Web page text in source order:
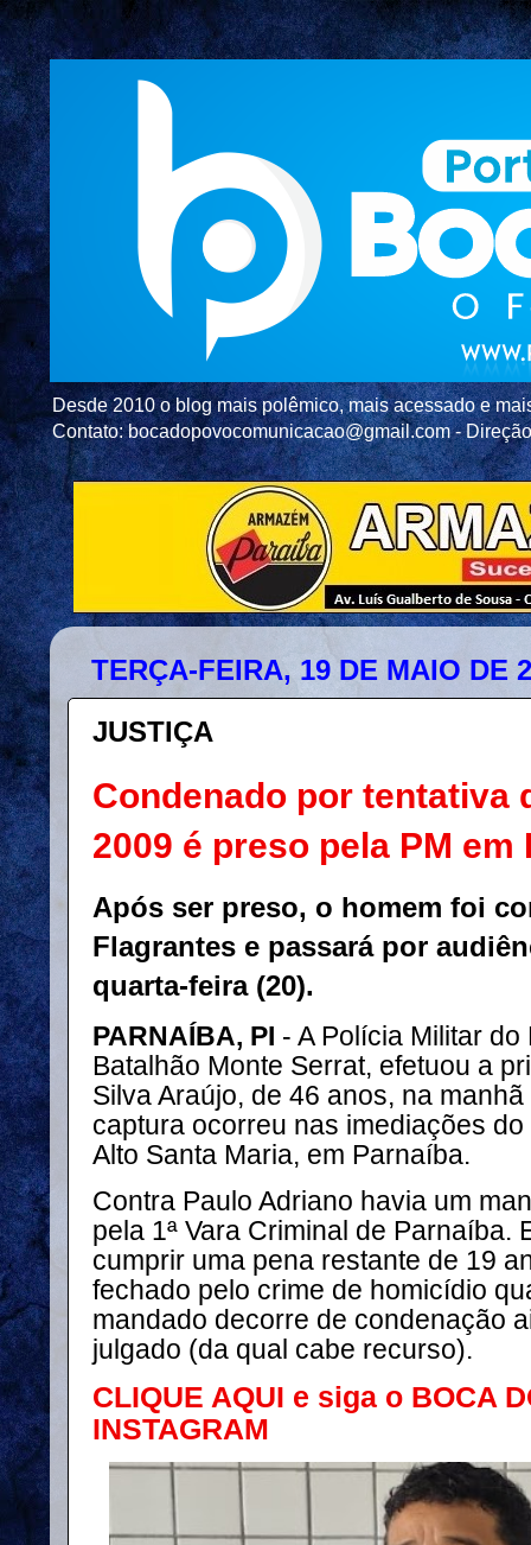
Desde 2010 o blog mais polêmico, mais acessado e
Contato: bocadopovocomunicacao@gmail.com -
TERÇA-FEIRA, 19 DE MAIO DE
JUSTIÇA
Condenado por tentativa
2009 é preso pela PM em
Após ser preso, o homem foi
Flagrantes e passará por
quarta-feira (20).
PARNAÍBA, PI - A Polícia Militar do
Batalhão Monte Serrat, efetuou a
Silva Araújo, de 46 anos, na
captura ocorreu nas imediações
Alto Santa Maria, em Parnaíba.
Contra Paulo Adriano havia um
pela 1ª Vara Criminal de Parnaíba.
cumprir uma pena restante de 19
fechado pelo crime de homicídio
mandado decorre de condenação
julgado (da qual cabe recurso).
CLIQUE AQUI e siga o BOCA
INSTAGRAM